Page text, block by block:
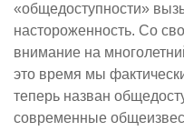
«общедоступности»
настороженность. Со
внимание на
это время мы
теперь назван
современные